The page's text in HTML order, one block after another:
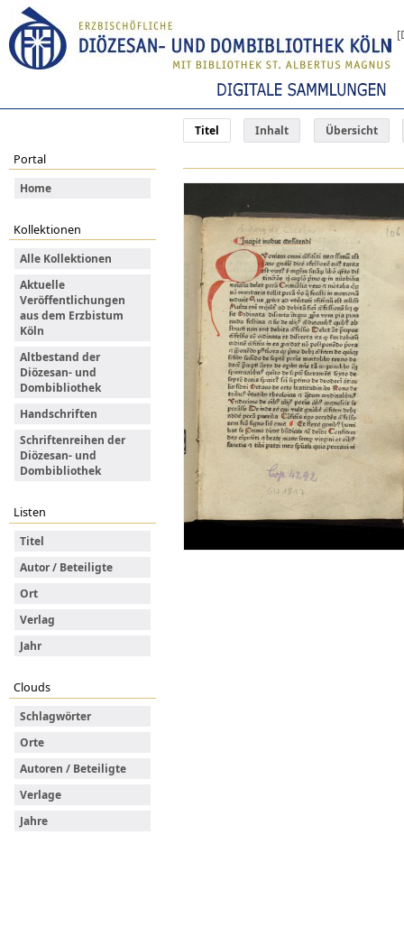
Titel Inhalt Übersicht
Portal
Home
Kollektionen
Alle Kollektionen
Aktuelle
Veröffentlichungen
aus dem Erzbistum
Köln
Altbestand der
Diözesan- und
Dombibliothek
Handschriften
Schriftenreihen der
Diözesan- und
Dombibliothek
Listen
Titel
Autor / Beteiligte
Ort
Verlag
Jahr
Clouds
Schlagwörter
Orte
Autoren / Beteiligte
Verlage
Jahre